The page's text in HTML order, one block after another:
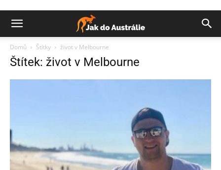
Domů Štítky život v Melbourne
Štítek: život v Melbourne